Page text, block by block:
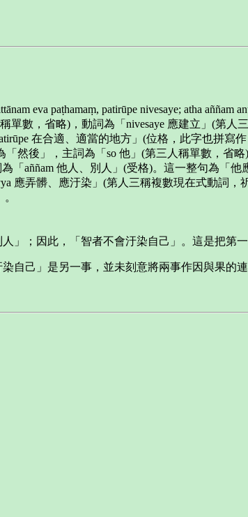
eva paṭhamaṃ, patirūpe nivesaye; atha
稱單數，省略)，動詞為「nivesaye 應建立」(第
在合適、適當的地方」(位格，此字也拼寫
「然後」，主詞為「so 他」(第三人稱單數，省
「aññam 他人、別人」(受格)。這一整句為「
應弄髒、應汙染」(第人三稱複數現在式動詞
」；因此，「智者不會汙染自己」。這是把第
自己」是另一事，並未刻意將兩事作因與果的